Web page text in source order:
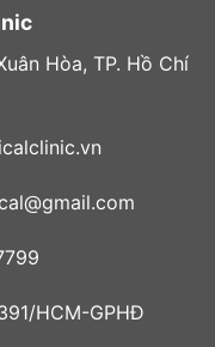
Hòa, TP. Hồ Chí
HCM-GPHĐ